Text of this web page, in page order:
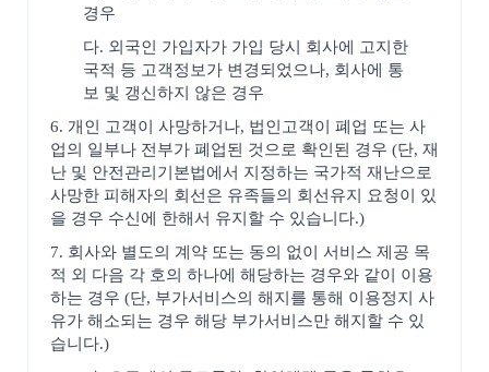
경우
다. 외국인 가입자가 가입 당시 회사에 고지한
국적 등 고객정보가 변경되었으나, 회사에 통
보 및 갱신하지 않은 경우
6. 개인 고객이 사망하거나, 법인고객이 폐업 또는 사
업의 일부나 전부가 폐업된 것으로 확인된 경우 (단, 재
난 및 안전관리기본법에서 지정하는 국가적 재난으로
사망한 피해자의 회선은 유족들의 회선유지 요청이 있
을 경우 수신에 한해서 유지할 수 있습니다.)
7. 회사와 별도의 계약 또는 동의 없이 서비스 제공 목
적 외 다음 각 호의 하나에 해당하는 경우와 같이 이용
하는 경우 (단, 부가서비스의 해지를 통해 이용정지 사
유가 해소되는 경우 해당 부가서비스만 해지할 수 있
습니다.)